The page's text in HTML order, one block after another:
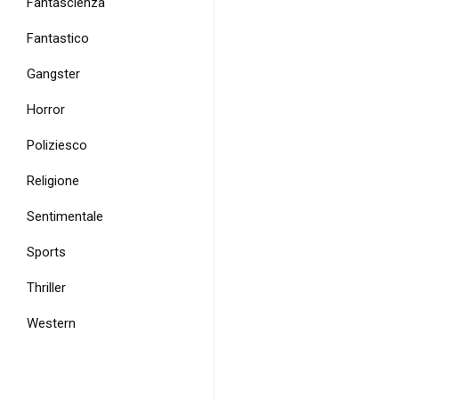
Fantastico
Gangster
Horror
Poliziesco
Religione
Sentimentale
Sports
Thriller
Western